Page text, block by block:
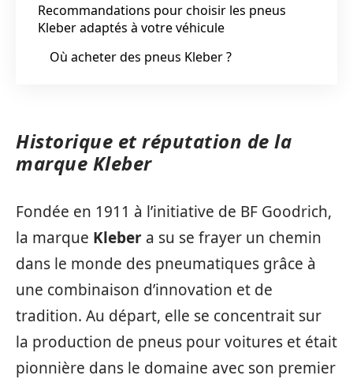
Recommandations pour choisir les pneus
Kleber adaptés à votre véhicule
Où acheter des pneus Kleber ?
Historique et réputation de la
marque Kleber
Fondée en 1911 à l’initiative de BF Goodrich,
la marque Kleber a su se frayer un chemin
dans le monde des pneumatiques grâce à
une combinaison d’innovation et de
tradition. Au départ, elle se concentrait sur
la production de pneus pour voitures et était
pionnière dans le domaine avec son premier